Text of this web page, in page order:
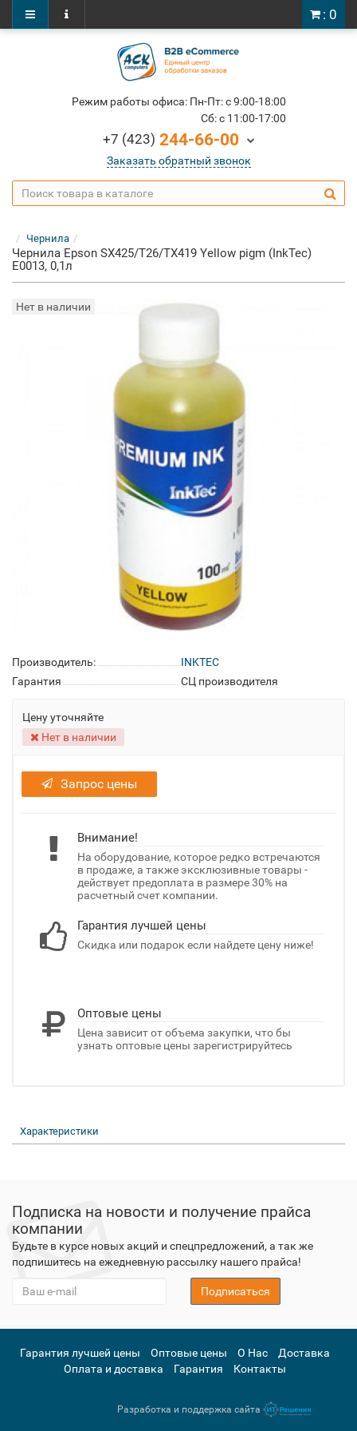
: 0
Режим работы офиса: Пн-Пт: c 9:00-18:00
Cб: c 11:00-17:00
+7 (423) 244-66-00
Заказать обратный звонок
Чернила
Чернила Epson SX425/T26/TX419 Yellow pigm (InkTec)
E0013, 0,1л
Нет в наличии
Производитель:
INKTEC
Гарантия
СЦ производителя
Цену уточняйте
Нет в наличии
Запрос цены
Внимание!
На оборудование, которое редко встречаются
в продаже, а также эксклюзивные товары -
действует предоплата в размере 30% на
расчетный счет компании.
Гарантия лучшей цены
Скидка или подарок если найдете цену ниже!
Оптовые цены
Цена зависит от объема закупки, что бы
узнать оптовые цены зарегистрируйтесь
Характеристики
Подписка на новости и получение прайса
компании
Будьте в курсе новых акций и спецпредложений, а так же
подпишитесь на ежедневную рассылку нашего прайса!
Подписаться
Гарантия лучшей цены Оптовые цены О Нас
Доставка
Оплата и доставка
Гарантия Контакты
Разработка и поддержка сайта